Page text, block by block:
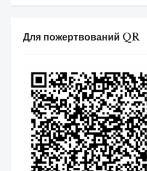
Для пожертвований QR